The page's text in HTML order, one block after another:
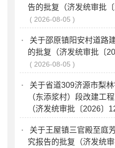
告的批复（济发统审批〔
2026-08-05
·
关于邵原镇阳安村道路
的批复（济发统审批〔
2026-08-05
·
关于省道309济源市梨
（东添浆村）段改建工
（济发统审批〔2026〕
·
关于王屋镇三官殿至庭
究报告的批复（济发统